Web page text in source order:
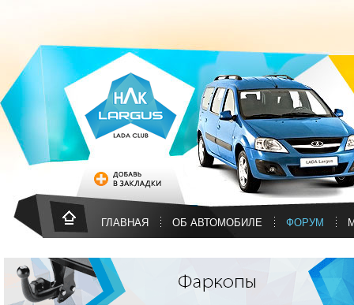
ГЛАВНАЯ ОБ АВТОМОБИЛЕ ФОРУМ